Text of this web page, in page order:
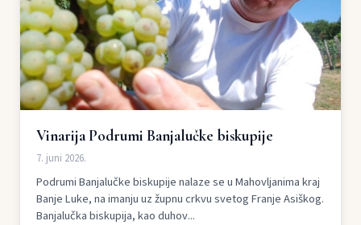
Vinarija Podrumi Banjalučke biskupije
7. juni 2026.
Podrumi Banjalučke biskupije nalaze se u Mahovljanima kraj
Banje Luke, na imanju uz župnu crkvu svetog Franje Asiškog.
Banjalučka biskupija, kao duhov...